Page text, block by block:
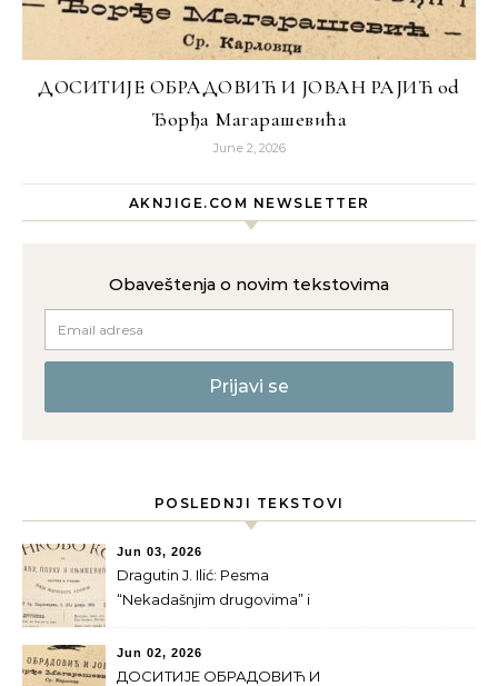
ДОСИТИЈЕ ОБРАДОВИЋ И ЈОВАН РАЈИЋ od
Ђорђa Магарашевићa
June 2, 2026
AKNJIGE.COM NEWSLETTER
Obaveštenja o novim tekstovima
POSLEDNJI TEKSTOVI
Jun 03, 2026
Dragutin J. Ilić: Pesma
“Nekadašnjim drugovima” i
Jun 02, 2026
ДОСИТИЈЕ ОБРАДОВИЋ И